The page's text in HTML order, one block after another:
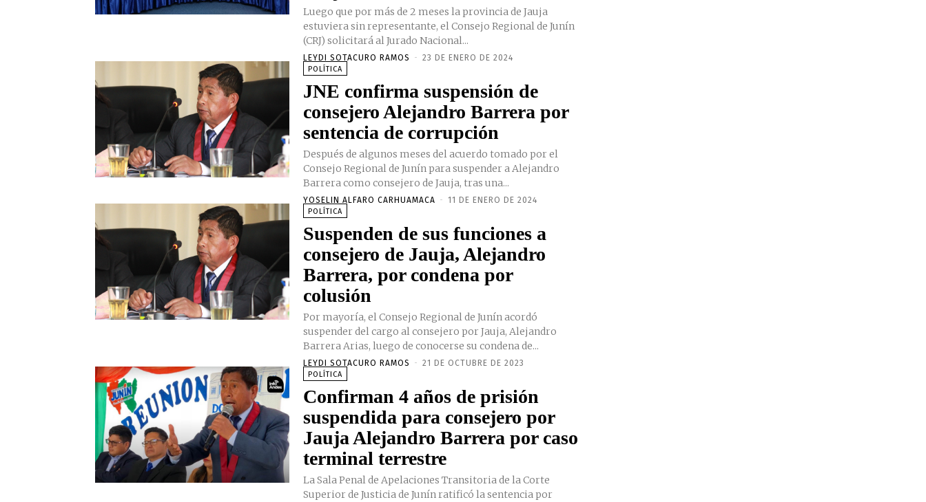
Luego que por más de 2 meses la provincia de Jauja
estuviera sin representante, el Consejo Regional de Junín
(CRJ) solicitará al Jurado Nacional...
LEYDI SOTACURO RAMOS - 23 DE ENERO DE 2024
POLÍTICA
JNE confirma suspensión de
consejero Alejandro Barrera por
sentencia de corrupción
Después de algunos meses del acuerdo tomado por el
Consejo Regional de Junín para suspender a Alejandro
Barrera como consejero de Jauja, tras una...
YOSELIN ALFARO CARHUAMACA - 11 DE ENERO DE 2024
POLÍTICA
Suspenden de sus funciones a
consejero de Jauja, Alejandro
Barrera, por condena por
colusión
Por mayoría, el Consejo Regional de Junín acordó
suspender del cargo al consejero por Jauja, Alejandro
Barrera Arias, luego de conocerse su condena de...
LEYDI SOTACURO RAMOS - 21 DE OCTUBRE DE 2023
POLÍTICA
Confirman 4 años de prisión
suspendida para consejero por
Jauja Alejandro Barrera por caso
terminal terrestre
La Sala Penal de Apelaciones Transitoria de la Corte
Superior de Justicia de Junín ratificó la sentencia por